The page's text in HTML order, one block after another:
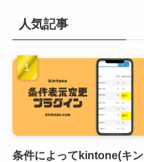
人気記事
条件によってkintone(キン